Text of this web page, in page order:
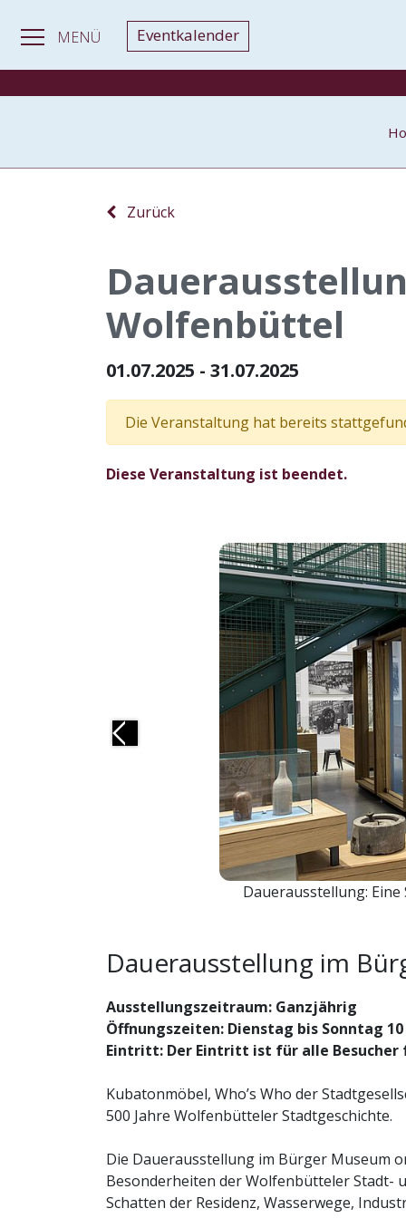
MENÜ Eventkalender
Zurück
Wolfenbüttel
01.07.2025 - 31.07.2025
Die Veranstaltung hat bereits
Diese Veranstaltung ist beendet.
Dauerausstellung:
Previous
Dauerausstellung im
Ausstellungszeitraum: Ganzjährig
Öffnungszeiten: Dienstag bis Sonntag
Eintritt: Der Eintritt ist für alle Besucher
Kubatonmöbel, Who’s Who der
500 Jahre Wolfenbütteler Stadtgeschichte.
Die Dauerausstellung im Bürger Museum
Besonderheiten der Wolfenbütteler Stadt-
Schatten der Residenz, Wasserwege,